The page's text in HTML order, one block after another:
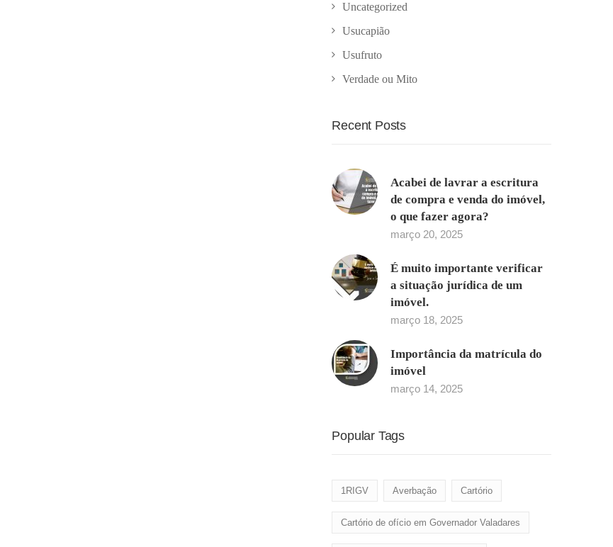
Uncategorized
Usucapião
Usufruto
Verdade ou Mito
Recent Posts
Acabei de lavrar a escritura
de compra e venda do imóvel,
o que fazer agora?
março 20, 2025
É muito importante verificar
a situação jurídica de um
imóvel.
março 18, 2025
Importância da matrícula do
imóvel
março 14, 2025
Popular Tags
1RIGV Averbação Cartório
Cartório de ofício em Governador Valadares